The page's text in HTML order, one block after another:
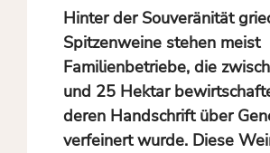
Hinter der Souveränität
Spitzenweine stehen meist
Familienbetriebe, die
und 25 Hektar
deren Handschrift über
verfeinert wurde. Diese